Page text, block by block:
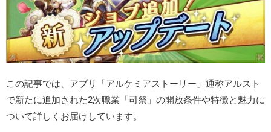
この記事では、アプリ「アルケミアストーリー」通称アルスト
で新たに追加された2次職業「司祭」の開放条件や特徴と魅力に
ついて詳しくお届けしています。